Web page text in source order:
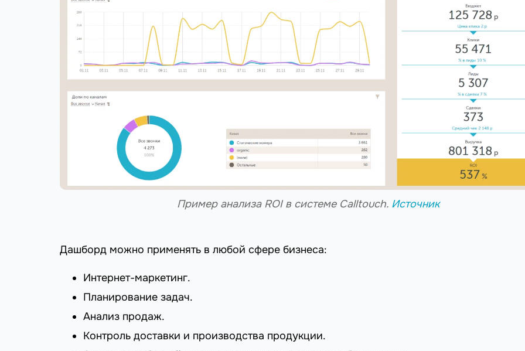
Пример анализа ROI в системе Calltouch. Источник
Дашборд можно применять в любой сфере бизнеса:
Интернет-маркетинг.
Планирование задач.
Анализ продаж.
Контроль доставки и производства продукции.